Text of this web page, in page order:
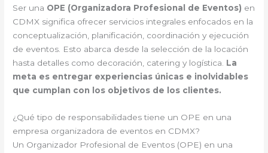
Ser una OPE (Organizadora Profesional de Eventos) en
CDMX significa ofrecer servicios integrales enfocados en la
conceptualización, planificación, coordinación y ejecución
de eventos. Esto abarca desde la selección de la locación
hasta detalles como decoración, catering y logística. La
meta es entregar experiencias únicas e inolvidables
que cumplan con los objetivos de los clientes.
¿Qué tipo de responsabilidades tiene un OPE en una
empresa organizadora de eventos en CDMX?
Un Organizador Profesional de Eventos (OPE) en una